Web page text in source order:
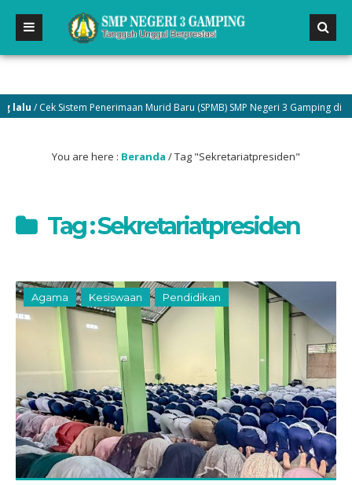
/ Cek Sistem Penerimaan Murid Baru (SPMB) SMP Negeri 3 Gamping di
You are here : Beranda /Tag "Sekretariatpresiden"
Tag : Sekretariatpresiden
Agama Kesiswaan Pendidikan